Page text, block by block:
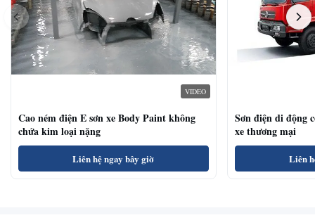
VIDEO
Cao ném điện E sơn xe Body Paint không
chứa kim loại nặng
Liên hệ ngay bây giờ
Sơn điện di động
xe thương mại
Liên